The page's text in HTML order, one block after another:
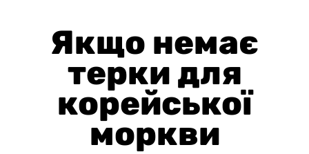
Якщо немає
терки для
корейської
моркви